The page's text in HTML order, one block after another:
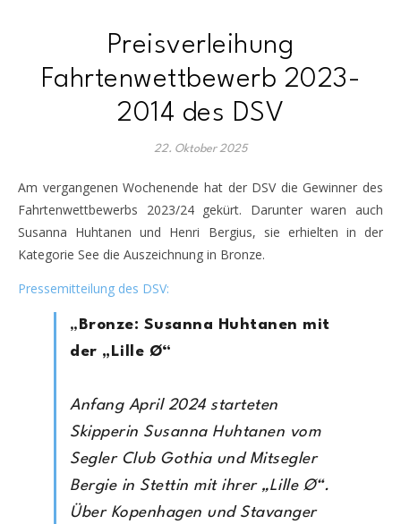
Preisverleihung
Fahrtenwettbewerb 2023-
2014 des DSV
22. Oktober 2025
Am vergangenen Wochenende hat der DSV die Gewinner des
Fahrtenwettbewerbs 2023/24 gekürt. Darunter waren auch
Susanna Huhtanen und Henri Bergius, sie erhielten in der
Kategorie See die Auszeichnung in Bronze.
Pressemitteilung des DSV:
„ Bronze: Susanna Huhtanen mit
der „Lille Ø“
Anfang April 2024 starteten
Skipperin Susanna Huhtanen vom
Segler Club Gothia und Mitsegler
Bergie in Stettin mit ihrer „Lille Ø“.
Über Kopenhagen und Stavanger